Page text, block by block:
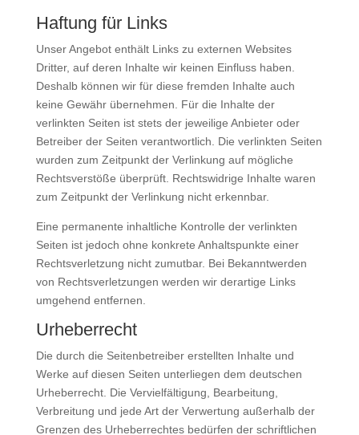
Haftung für Links
Unser Angebot enthält Links zu externen Websites
Dritter, auf deren Inhalte wir keinen Einfluss haben.
Deshalb können wir für diese fremden Inhalte auch
keine Gewähr übernehmen. Für die Inhalte der
verlinkten Seiten ist stets der jeweilige Anbieter oder
Betreiber der Seiten verantwortlich. Die verlinkten Seiten
wurden zum Zeitpunkt der Verlinkung auf mögliche
Rechtsverstöße überprüft. Rechtswidrige Inhalte waren
zum Zeitpunkt der Verlinkung nicht erkennbar.
Eine permanente inhaltliche Kontrolle der verlinkten
Seiten ist jedoch ohne konkrete Anhaltspunkte einer
Rechtsverletzung nicht zumutbar. Bei Bekanntwerden
von Rechtsverletzungen werden wir derartige Links
umgehend entfernen.
Urheberrecht
Die durch die Seitenbetreiber erstellten Inhalte und
Werke auf diesen Seiten unterliegen dem deutschen
Urheberrecht. Die Vervielfältigung, Bearbeitung,
Verbreitung und jede Art der Verwertung außerhalb der
Grenzen des Urheberrechtes bedürfen der schriftlichen